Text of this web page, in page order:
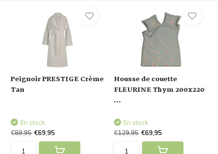
Peignoir PRESTIGE Crème
Tan
En stock
€89,95 €69,95
Housse de couette
FLEURINE Thym 200x220
...
En stock
€129,95 €69,95